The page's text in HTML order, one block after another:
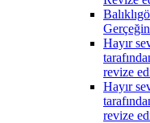
Hayır
revize
Hayır
revize